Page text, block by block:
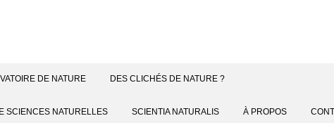
DE NATURE DES CLICHÉS DE NATURE ?
SCIENCES NATURELLES SCIENTIA NATURALIS À PROPOS